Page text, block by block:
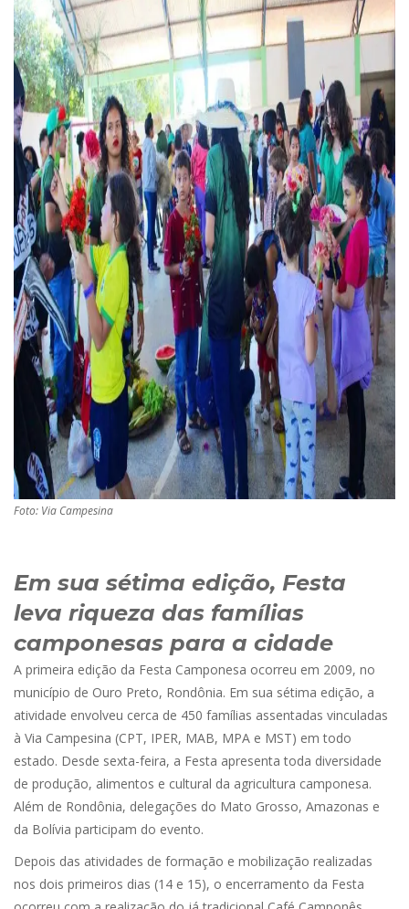
Foto: Via Campesina
Em sua sétima edição, Festa
leva riqueza das famílias
camponesas para a cidade
A primeira edição da Festa Camponesa ocorreu em 2009, no
município de Ouro Preto, Rondônia. Em sua sétima edição, a
atividade envolveu cerca de 450 famílias assentadas vinculadas
à Via Campesina (CPT, IPER, MAB, MPA e MST) em todo
estado. Desde sexta-feira, a Festa apresenta toda diversidade
de produção, alimentos e cultural da agricultura camponesa.
Além de Rondônia, delegações do Mato Grosso, Amazonas e
da Bolívia participam do evento.
Depois das atividades de formação e mobilização realizadas
nos dois primeiros dias (14 e 15), o encerramento da Festa